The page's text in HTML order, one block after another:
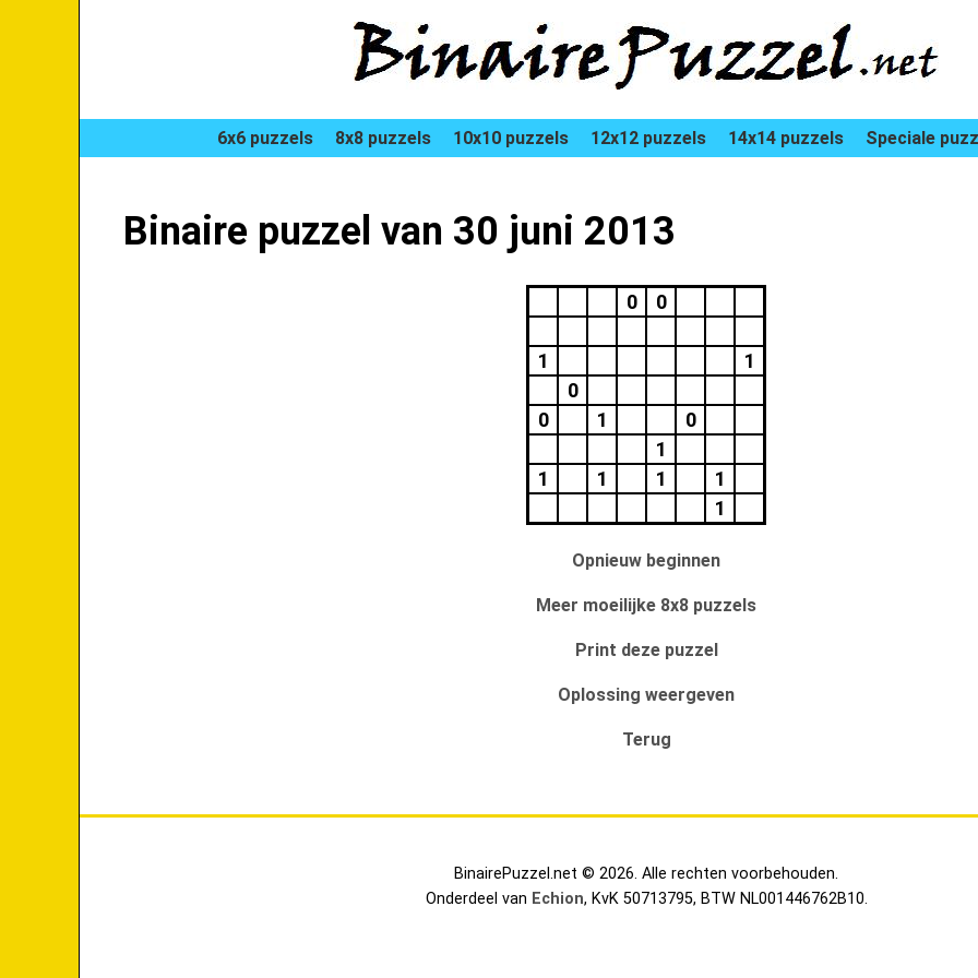
6x6 puzzels 8x8 puzzels 10x10 puzzels 12x12 puzzels 14x14 puzzels Speciale
Binaire puzzel van 30 juni 2013
0 0
1
1
0
0
1
0
1
1
1 1
1
1
Opnieuw beginnen
Meer moeilijke 8x8 puzzels
Print deze puzzel
Oplossing weergeven
Terug
BinairePuzzel.net © 2026. Alle rechten voorbehouden.
Onderdeel van Echion, KvK 50713795, BTW NL001446762B10.